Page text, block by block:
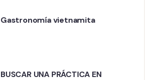
Gastronomía vietnamita
BUSCAR UNA PRÁCTICA EN